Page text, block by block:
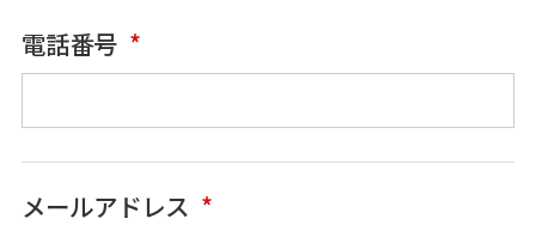
電話番号
メールアドレス